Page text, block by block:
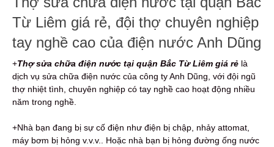
Từ Liêm giá rẻ, đội thợ chuyên nghiệp
tay nghề cao của điện nước Anh Dũng
+Thợ sửa chữa điện nước tại quận Bắc Từ Liêm giá rẻ là
dịch vụ sửa chữa điện nước của công ty Anh Dũng, với đội ngũ
thợ nhiệt tình, chuyên nghiệp có tay nghề cao hoạt động nhiều
năm trong nghề.
+Nhà bạn đang bị sự cố điện như điện bị chập, nhảy attomat,
máy bơm bị hỏng v.v.v.. Hoặc nhà bạn bị hỏng đường ống nước